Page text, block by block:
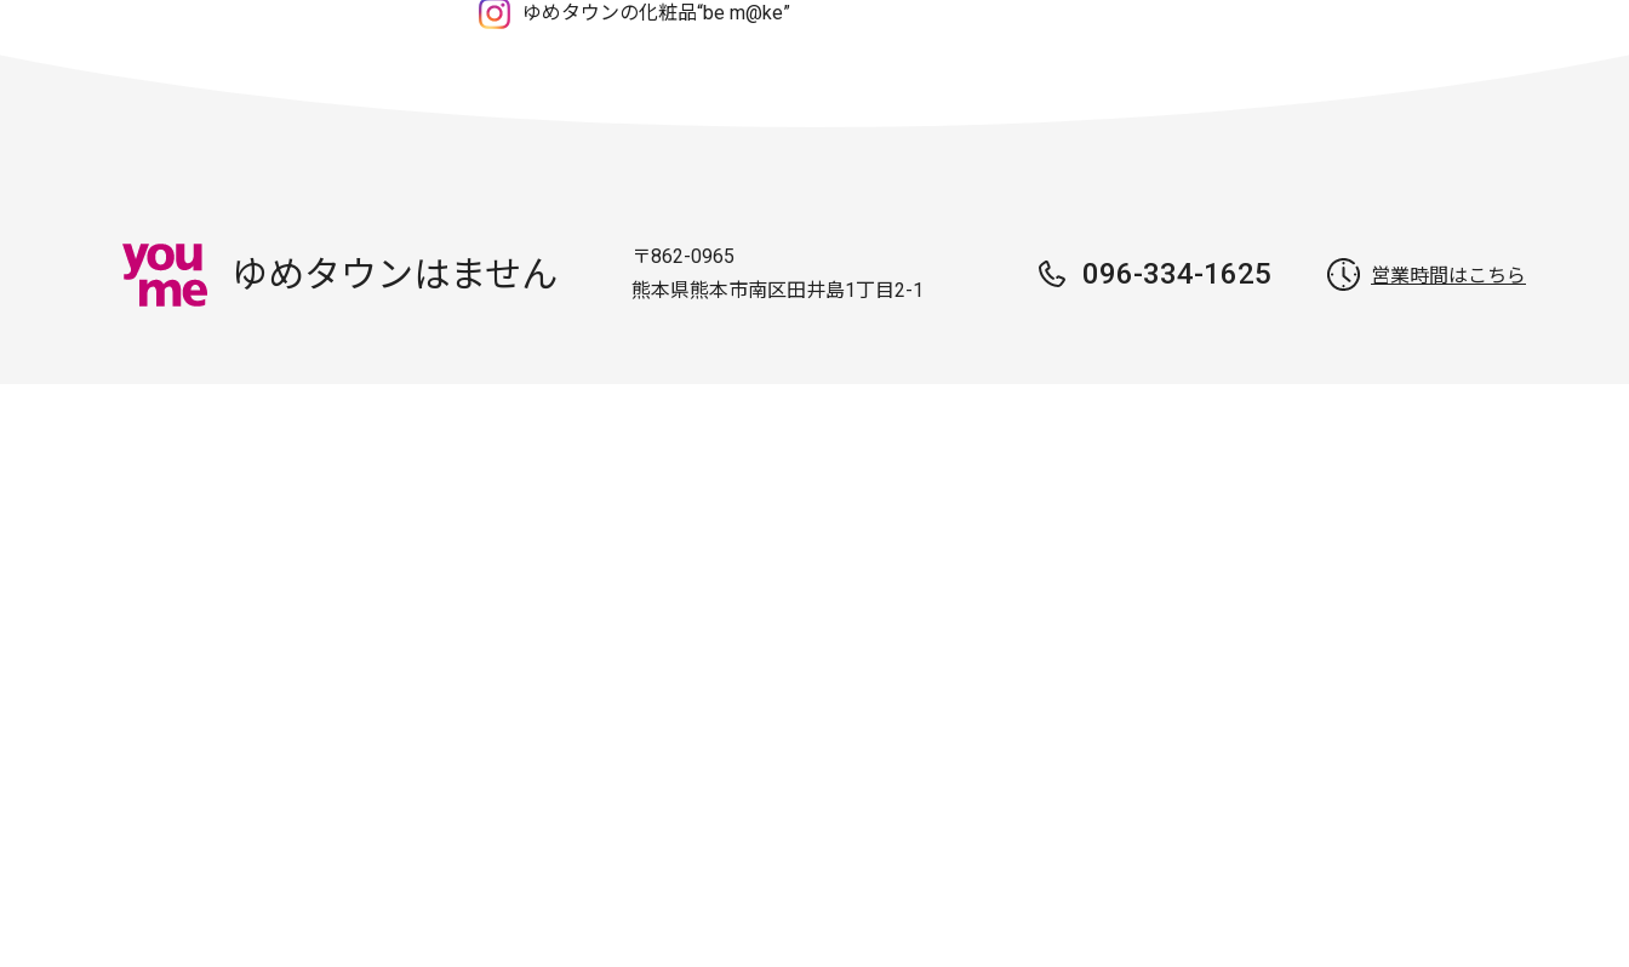
ゆめタウンの化粧品“be m@ke”
ゆめタウンはません
〒862-0965
熊本県熊本市南区田井島1丁目2-1
096-334-1625 営業時間はこちら